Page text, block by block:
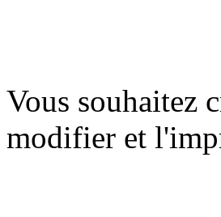
Vous souhaitez
modifier et